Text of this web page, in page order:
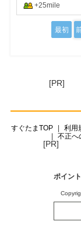
+25mile
最初
[PR]
すぐたまTOP 利用
不正へ
[PR]
ポイン